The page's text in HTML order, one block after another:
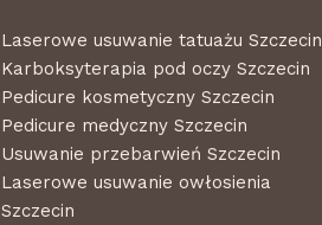
Laserowe usuwanie tatuażu Szczecin
Karboksyterapia pod oczy Szczecin
Pedicure kosmetyczny Szczecin
Pedicure medyczny Szczecin
Usuwanie przebarwień Szczecin
Laserowe usuwanie owłosienia
Szczecin